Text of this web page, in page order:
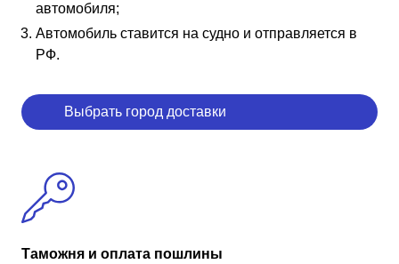
автомобиля;
Автомобиль ставится на судно и отправляется в
РФ.
Выбрать город доставки
Таможня и оплата пошлины